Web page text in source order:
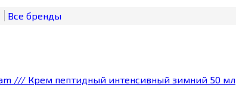
/// Крем пептидный интенсивный зимний 50 мл